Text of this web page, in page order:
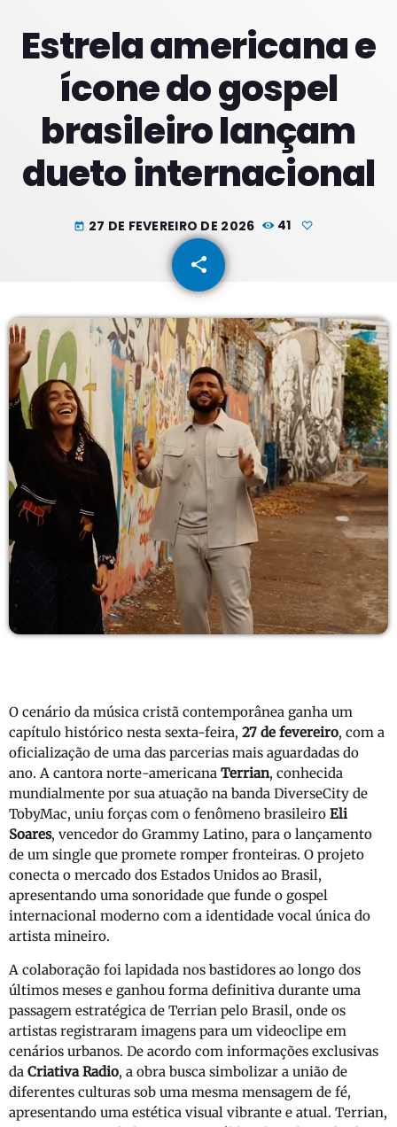
PROXIMOS PROGRAMAS
Noites
COM JU
18:00 - 21:59
Noite Maior
Noite Maior
COM ERICA
00:00 - 01:59
Estrela americana e
ícone do gospel
brasileiro lançam
dueto internacional
today 27 DE FEVEREIRO DE 2026 41
share
email
O cenário da música cristã contemporânea ganha um
capítulo histórico nesta sexta-feira, 27 de fevereiro, com a
oficialização de uma das parcerias mais aguardadas do
ano. A cantora norte-americana Terrian, conhecida
mundialmente por sua atuação na banda DiverseCity de
TobyMac, uniu forças com o fenômeno brasileiro Eli
Soares, vencedor do Grammy Latino, para o lançamento
de um single que promete romper fronteiras. O projeto
conecta o mercado dos Estados Unidos ao Brasil,
apresentando uma sonoridade que funde o gospel
internacional moderno com a identidade vocal única do
artista mineiro.
A colaboração foi lapidada nos bastidores ao longo dos
últimos meses e ganhou forma definitiva durante uma
passagem estratégica de Terrian pelo Brasil, onde os
artistas registraram imagens para um videoclipe em
cenários urbanos. De acordo com informações exclusivas
da Criativa Radio, a obra busca simbolizar a união de
diferentes culturas sob uma mesma mensagem de fé,
apresentando uma estética visual vibrante e atual. Terrian,